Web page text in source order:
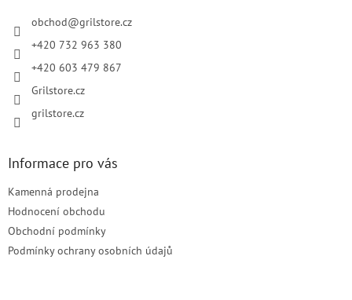
obchod@grilstore.cz
+420 732 963 380
+420 603 479 867
Grilstore.cz
grilstore.cz
Informace pro vás
Kamenná prodejna
Hodnocení obchodu
Obchodní podmínky
Podmínky ochrany osobních údajů